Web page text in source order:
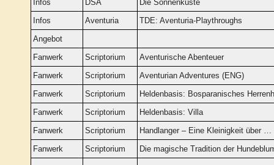
Infos DSA
Die Sonnenküste
Infos
Aventuria
TDE: Aventuria-Playthroughs
Angebot
Fanwerk
Scriptorium
Aventurische Abenteuer
Fanwerk
Scriptorium
Aventurian Adventures (ENG)
Fanwerk
Scriptorium
Heldenbasis: Bosparanisches
Fanwerk
Scriptorium
Heldenbasis: Villa
Fanwerk
Scriptorium
Handlanger – Eine Kleinigkeit über …
Fanwerk
Scriptorium Die magische Tradition der